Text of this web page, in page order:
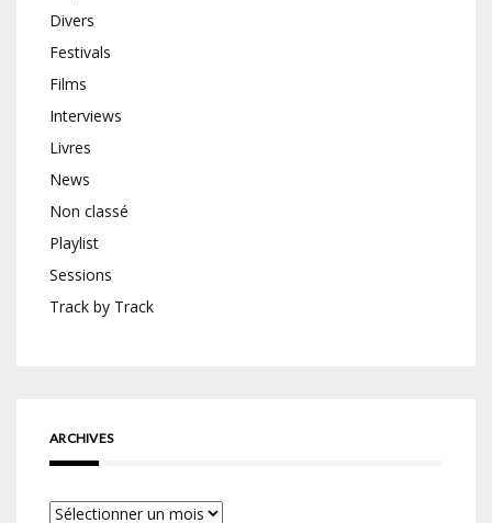
Divers
Festivals
Films
Interviews
Livres
News
Non classé
Playlist
Sessions
Track by Track
ARCHIVES
Archives